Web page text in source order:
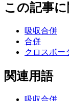
この記事
吸収合併
合併
クロスボー
関連用語
吸収合併